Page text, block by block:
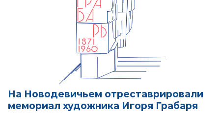
На Новодевичьем отреставрировали
мемориал художника Игоря Грабаря